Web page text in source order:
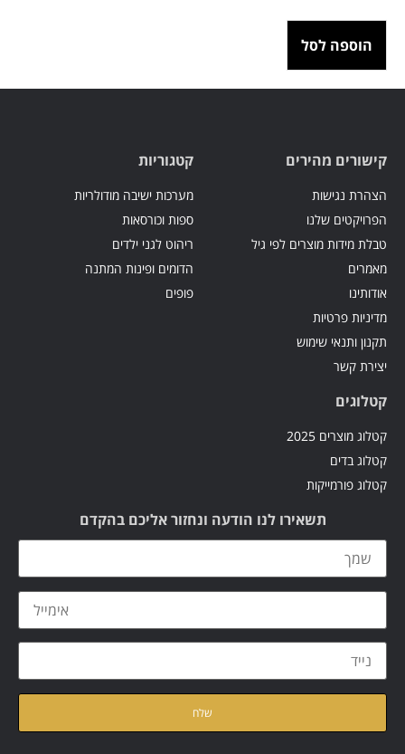
הוספה לסל
קישורים מהירים
הצהרת נגישות
הפרויקטים שלנו
טבלת מידות מוצרים לפי גיל
מאמרים
אודותינו
מדיניות פרטיות
תקנון ותנאי שימוש
יצירת קשר
קטגוריות
מערכות ישיבה מודולריות
ספות וכורסאות
ריהוט לגני ילדים
הדומים ופינות המתנה
פופים
קטלוגים
קטלוג מוצרים 2025
קטלוג בדים
קטלוג פורמייקות
תשאירו לנו הודעה ונחזור אליכם בהקדם